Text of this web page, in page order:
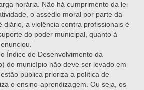
horária. Não há cumprimento da lei
o assédio moral por parte da
diário, a violência contra profissionais é
do poder municipal, quanto à
Índice de Desenvolvimento da
do município não deve ser levado em
pública prioriza a política de
o ensino-aprendizagem. Ou seja, os